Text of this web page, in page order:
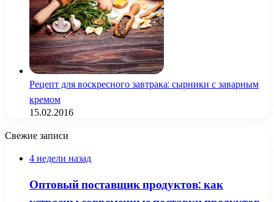
Рецепт для воскресного завтрака: сырники с заварным
кремом
15.02.2016
Свежие записи
4 недели назад
Оптовый поставщик продуктов: как